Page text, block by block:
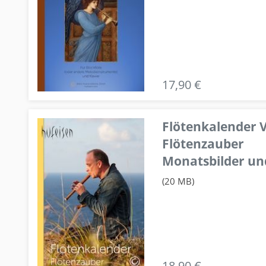
17,90 €
Flötenkalender
Flötenzauber
Monatsbilder
(20 MB)